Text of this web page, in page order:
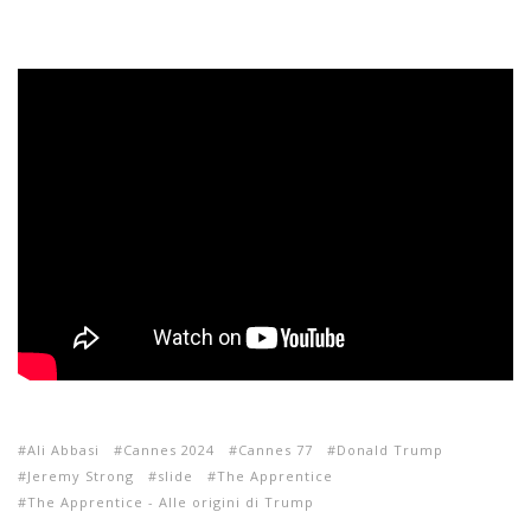
Ali Abbasi Cannes 2024 Cannes 77
Donald Trump
Jeremy Strong
slide
The Apprentice
The Apprentice - Alle origini di Trump